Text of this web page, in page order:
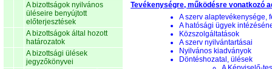
A bizottságok nyilvános
üléseire benyújtott
előterjesztések
A bizottságok által hozott
határozatok
A bizottsági ülések
jegyzőkönyvei
Tevékenységre, működésre vonatkozó
A szerv alaptevékenysége,
A hatósági ügyek
Közszolgáltatások
A szerv nyilvántartásai
Nyilvános kiadványok
Döntéshozatal, ülések